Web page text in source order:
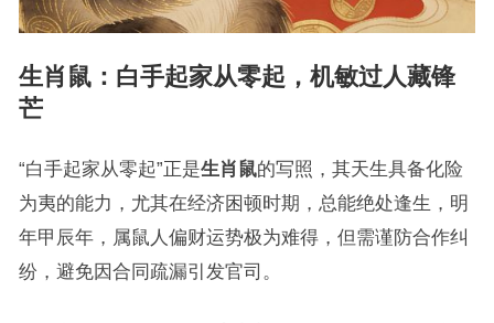
生肖鼠：白手起家从零起，机敏过人藏锋
芒
“白手起家从零起”正是生肖鼠的写照，其天生具备化险
为夷的能力，尤其在经济困顿时期，总能绝处逢生，明
年甲辰年，属鼠人偏财运势极为难得，但需谨防合作纠
纷，避免因合同疏漏引发官司。